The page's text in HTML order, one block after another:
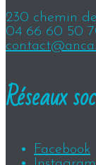
230 chemin
04 66 60 50
Réseaux
Facebook